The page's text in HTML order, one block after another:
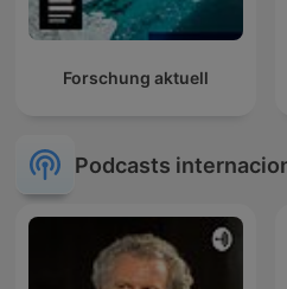
Forschung aktuell
Podcasts